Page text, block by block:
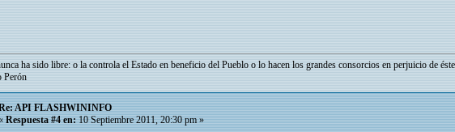
ha sido libre: o la controla el Estado en beneficio del Pueblo o lo hacen los grandes consorcios en perjuicio de
Perón
API FLASHWININFO
Respuesta #4 en:10 Septiembre 2011, 20:30 pm »